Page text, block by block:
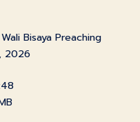
Bisaya Preaching
2026